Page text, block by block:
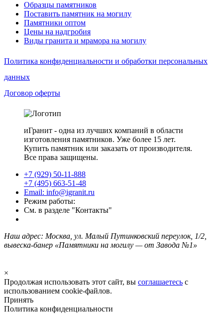
Образцы памятников
Поставить памятник на могилу
Памятники оптом
Цены на надгробия
Виды гранита и мрамора на могилу
Политика конфиденциальности и обработки персональных
данных
Договор оферты
иГранит - одна из лучших компаний в области
изготовления памятников. Уже более 15 лет.
Купить памятник или заказать от производителя.
Все права защищены.
+7 (929) 50-11-888
+7 (495) 663-51-48
Email: info@igranit.ru
Режим работы:
См. в разделе "Контакты"
Наш адрес: Москва, ул. Малый Путинковский переулок, 1/2,
вывеска-банер «Памятники на могилу — от Завода №1»
×
Продолжая использовать этот сайт, вы соглашаетесь с
использованием cookie-файлов.
Принять
Политика конфиденциальности